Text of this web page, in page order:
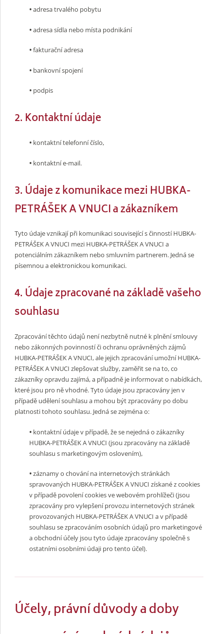
•adresa trvalého pobytu
•adresa sídla nebo místa podnikání
•fakturační adresa
• bankovní spojení
• podpis
2. Kontaktní údaje
• kontaktní telefonní číslo,
• kontaktní e-mail.
3. Údaje z komunikace mezi HUBKA-
PETRÁŠEK A VNUCI a zákazníkem
Tyto údaje vznikají při komunikaci související s činností HUBKA-
PETRÁŠEK A VNUCI mezi HUBKA-PETRÁŠEK A VNUCI a
potenciálním zákazníkem nebo smluvním partnerem. Jedná se
písemnou a elektronickou komunikaci.
4. Údaje zpracované na základě vašeho
souhlasu
Zpracování těchto údajů není nezbytně nutné k plnění smlouvy
nebo zákonných povinností či ochranu oprávněných zájmů
HUBKA-PETRÁŠEK A VNUCI, ale jejich zpracování umožní HUBKA-
PETRÁŠEK A VNUCI zlepšovat služby, zaměřit se na to, co
zákazníky opravdu zajímá, a případně je informovat o nabídkách,
které jsou pro ně vhodné. Tyto údaje jsou zpracovány jen v
případě udělení souhlasu a mohou být zpracovány po dobu
platnosti tohoto souhlasu. Jedná se zejména o:
• kontaktní údaje v případě, že se nejedná o zákazníky
HUBKA-PETRÁŠEK A VNUCI (jsou zpracovány na základě
souhlasu s marketingovým oslovením),
•záznamy o chování na internetových stránkách
spravovaných HUBKA-PETRÁŠEK A VNUCI získané z cookies
v případě povolení cookies ve webovém prohlížeči (jsou
zpracovány pro vylepšení provozu internetových stránek
provozovaných HUBKA-PETRÁŠEK A VNUCI a v případě
souhlasu se zpracováním osobních údajů pro marketingové
a obchodní účely jsou tyto údaje zpracovány společně s
ostatními osobními údaji pro tento účel).
Účely, právní důvody a doby